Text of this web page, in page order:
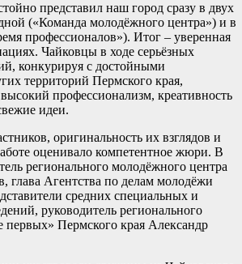
представил наш город сразу в двух
(«Команда молодёжного центра») и в
профессионалов»). Итог – уверенная
Чайковцы в ходе серьёзных
конкурируя с достойными
территорий Пермского края,
профессионализм, креативность
идеи.
оригинальность их взглядов и
оценивало компетентное жюри. В
регионального молодёжного центра
глава Агентства по делам молодёжи
средних специальных и
руководитель регионального
первых» Пермского края Александр